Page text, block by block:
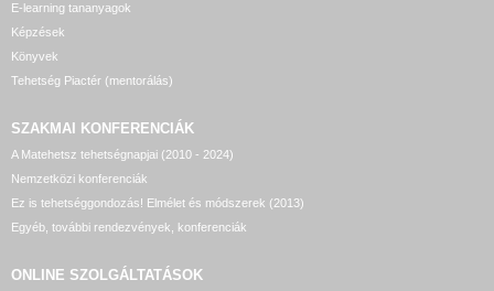
E-learning tananyagok
Képzések
Könyvek
Tehetség Piactér (mentorálás)
SZAKMAI KONFERENCIÁK
A Matehetsz tehetségnapjai (2010 - 2024)
Nemzetközi konferenciák
Ez is tehetséggondozás! Elmélet és módszerek (2013)
Egyéb, további rendezvények, konferenciák
ONLINE SZOLGÁLTATÁSOK